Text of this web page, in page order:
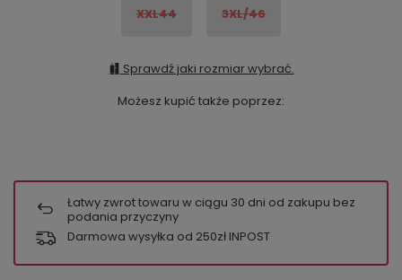
XXL44 3XL/46
Sprawdź jaki rozmiar wybrać.
Możesz kupić także poprzez:
Łatwy zwrot towaru w ciągu 30 dni od zakupu bez
podania przyczyny
Darmowa wysyłka od 250zł INPOST